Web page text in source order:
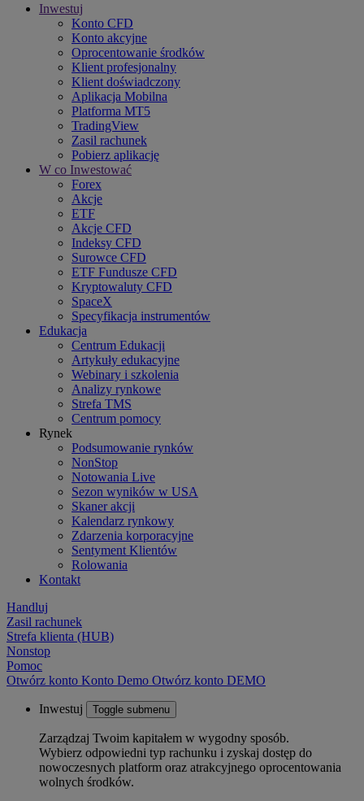
Inwestuj
Konto CFD
Konto akcyjne
Oprocentowanie środków
Klient profesjonalny
Klient doświadczony
Aplikacja Mobilna
Platforma MT5
TradingView
Zasil rachunek
Pobierz aplikację
W co Inwestować
Forex
Akcje
ETF
Akcje CFD
Indeksy CFD
Surowce CFD
ETF Fundusze CFD
Kryptowaluty CFD
SpaceX
Specyfikacja instrumentów
Edukacja
Centrum Edukacji
Artykuły edukacyjne
Webinary i szkolenia
Analizy rynkowe
Strefa TMS
Centrum pomocy
Rynek
Podsumowanie rynków
NonStop
Notowania Live
Sezon wyników w USA
Skaner akcji
Kalendarz rynkowy
Zdarzenia korporacyjne
Sentyment Klientów
Rolowania
Kontakt
Handluj
Zasil rachunek
Strefa klienta (HUB)
Nonstop
Pomoc
Otwórz konto Konto Demo Otwórz konto DEMO
Inwestuj Toggle submenu
Zarządzaj Twoim kapitałem w wygodny sposób.
Wybierz odpowiedni typ rachunku i zyskaj dostęp do
nowoczesnych platform oraz atrakcyjnego oprocentowania
wolnych środków.